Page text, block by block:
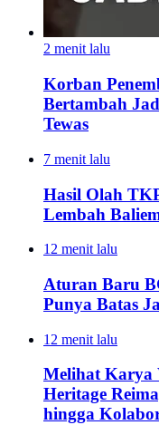
2 menit lalu
Korban
Bertambah
Tewas
7 menit lalu
Hasil Olah
Lembah
12 menit lalu
Aturan Baru
Punya Batas
12 menit lalu
Melihat Karya
Heritage
hingga